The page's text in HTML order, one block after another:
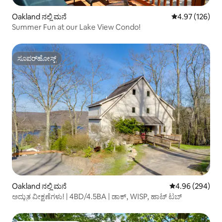
Oakland ನಲ್ಲಿ ಮನೆ 5 ರಲ್ಲಿ 4.97
4.97 (126)
Summer Fun at our Lake View Condo!
ಸೂಪರ್‌ಹೋಸ್ಟ್
ಸೂಪರ್‌ಹೋಸ್ಟ್
Oakland ನಲ್ಲಿ ಮನೆ 5 ರಲ್ಲಿ 4.96
4.96 (294)
ಅದ್ಭುತ ವೀಕ್ಷಣೆಗಳು! | 4BD/4.5BA | ಡಾಕ್, WISP, ಹಾಟ್ ಟಬ್